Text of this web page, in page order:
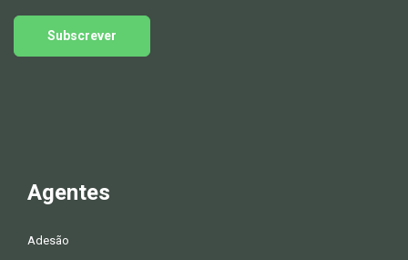
Subscrever
Agentes
Adesão